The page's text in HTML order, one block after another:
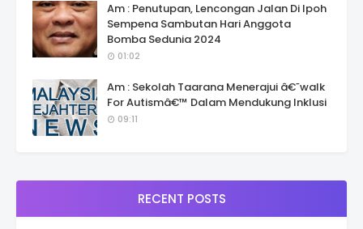
Am : Penutupan, Lencongan Jalan Di Ipoh
Sempena Sambutan Hari Anggota
Bomba Sedunia 2024
01:02
Am : Sekolah Taarana Menerajui â€˜walk
For Autismâ€™ Dalam Mendukung Inklusi
09:11
RECENT POSTS